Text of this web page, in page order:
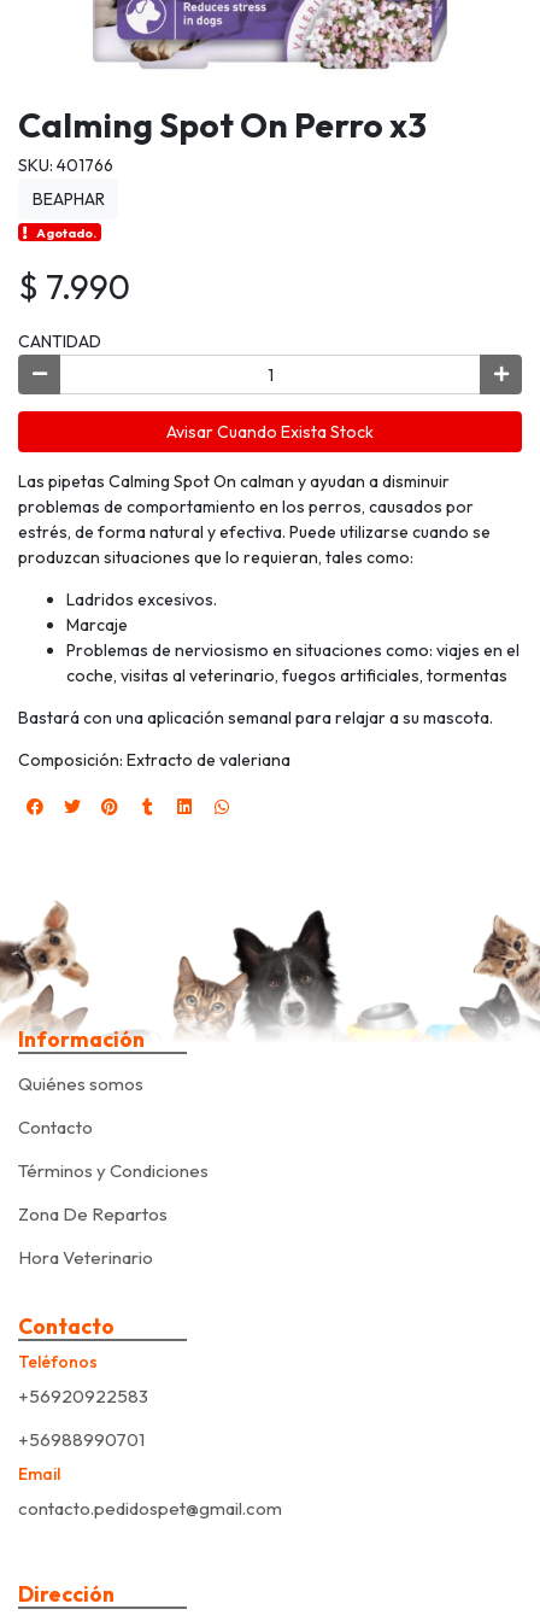
Calming Spot On Perro x3
SKU: 401766
BEAPHAR
Agotado.
$ 7.990
CANTIDAD
Avisar Cuando Exista Stock
Las pipetas Calming Spot On calman y ayudan a disminuir
problemas de comportamiento en los perros, causados por
estrés, de forma natural y efectiva. Puede utilizarse cuando se
produzcan situaciones que lo requieran, tales como:
Ladridos excesivos.
Marcaje
Problemas de nerviosismo en situaciones como: viajes en el
coche, visitas al veterinario, fuegos artificiales, tormentas
Bastará con una aplicación semanal para relajar a su mascota.
Composición: Extracto de valeriana
Información
Quiénes somos
Contacto
Términos y Condiciones
Zona De Repartos
Hora Veterinario
Contacto
Teléfonos
+56920922583
+56988990701
Email
contacto.pedidospet@gmail.com
Dirección